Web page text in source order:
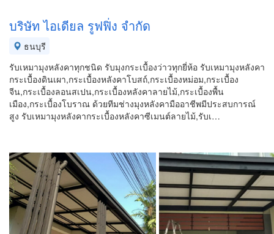
บริษัท ไอเดียล รูฟฟิ่ง จำกัด
ธนบุรี
รับเหมามุงหลังคาทุกชนิด รับมุงกระเบื้องว่าวทุกยี่ห้อ รับเหมามุงหลังคา
กระเบื้องดินเผา,กระเบื้องหลังคาโบสถ์,กระเบื้องหม่อม,กระเบื้อง
จีน,กระเบื้องลอนสเปน,กระเบื้องหลังคาลายไม้,กระเบื้องพื้น
เมือง,กระเบื้องโบราณ ด้วยทีมช่างมุงหลังคามืออาชีพมีประสบการณ์
สูง รับเหมามุงหลังคากระเบื้องหลังคาซีเมนต์ลายไม้,รับเ…